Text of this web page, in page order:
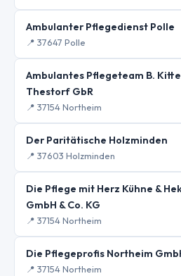
Ambulanter Pflegedienst Polle
📍 37647 Polle
Ambulantes Pflegeteam B.
Thestorf GbR
📍 37154 Northeim
Der Paritätische Holzminden
📍 37603 Holzminden
Die Pflege mit Herz Kühne &
GmbH & Co. KG
📍 37154 Northeim
Die Pflegeprofis Northeim
📍 37154 Northeim